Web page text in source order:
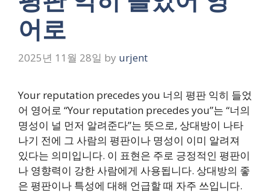
어로
2025년 11월 28일 by urjent
Your reputation precedes you 너의 평판 익히 들었
어 영어로 “Your reputation precedes you”는 “너의
명성이 널 먼저 알려준다”는 뜻으로, 상대방이 나타
나기 전에 그 사람의 평판이나 명성이 이미 알려져
있다는 의미입니다. 이 표현은 주로 긍정적인 평판이
나 영향력이 강한 사람에게 사용됩니다. 상대방의 좋
은 평판이나 특성에 대해 언급할 때 자주 쓰입니다.